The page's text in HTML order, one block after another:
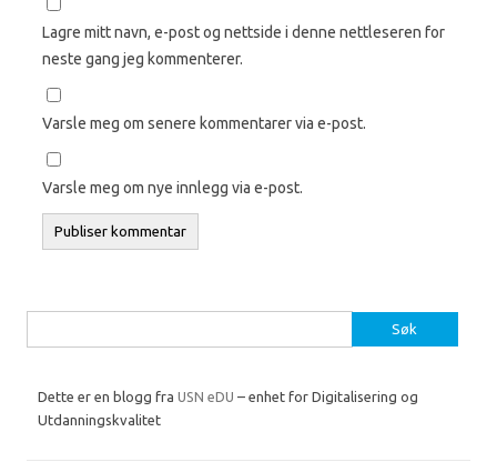
Lagre mitt navn, e-post og nettside i denne nettleseren for
neste gang jeg kommenterer.
Varsle meg om senere kommentarer via e-post.
Varsle meg om nye innlegg via e-post.
etter:
Dette er en blogg fra USN eDU – enhet for Digitalisering og
Utdanningskvalitet